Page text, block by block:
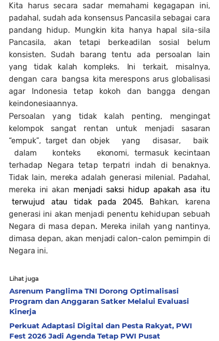
Kita
harus secarasadar memahami kegagapan ini,
padahal, sudah ada konsensus Pancasilasebagai cara
pandang hidup. Mungkin kita hanya hapal sila-sila
Pancasila, akan tetapi berkeadilansosial
belum
konsisten.Sudah barang tentu ada persoalan lain
yang tidak kalah kompleks. Ini terkait, misalnya,
dengan cara bangsa kita meresponsarus globalisasi
agar Indonesiatetap kokoh dan bangga dengan
keindonesiaannya.
Persoalan yang tidak kalah penting, mengingat
kelompoksangat rentan untuk menjadi sasaran
“empuk”, target danobjek yang disasar, baik
dalam konteks ekonomi, termasuk kecintaan
terhadap Negara tetap terpatri indah di benaknya.
Tidak lain, mereka adalahgenerasi milenial. Padahal,
mereka ini akan menjadi saksi hidup apakahasa itu
terwujud atau tidak pada 2045. Bahkan, karena
generasi ini akan menjadi penentu kehidupan sebuah
Negara di masadepan. Mereka inilah yang nantinya,
dimasadepan, akan menjadi calon-calon pemimpin di
Negara ini.
Lihat juga
Asrenum Panglima TNI Dorong Optimalisasi
Program dan Anggaran Satker Melalui Evaluasi
Kinerja
Perkuat Adaptasi Digital dan Pesta Rakyat, PWI
Fest 2026 Jadi Agenda Tetap PWI Pusat